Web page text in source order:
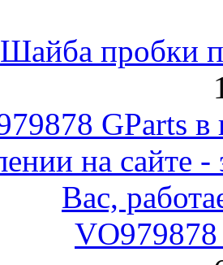
Шайба пробки
VO979878